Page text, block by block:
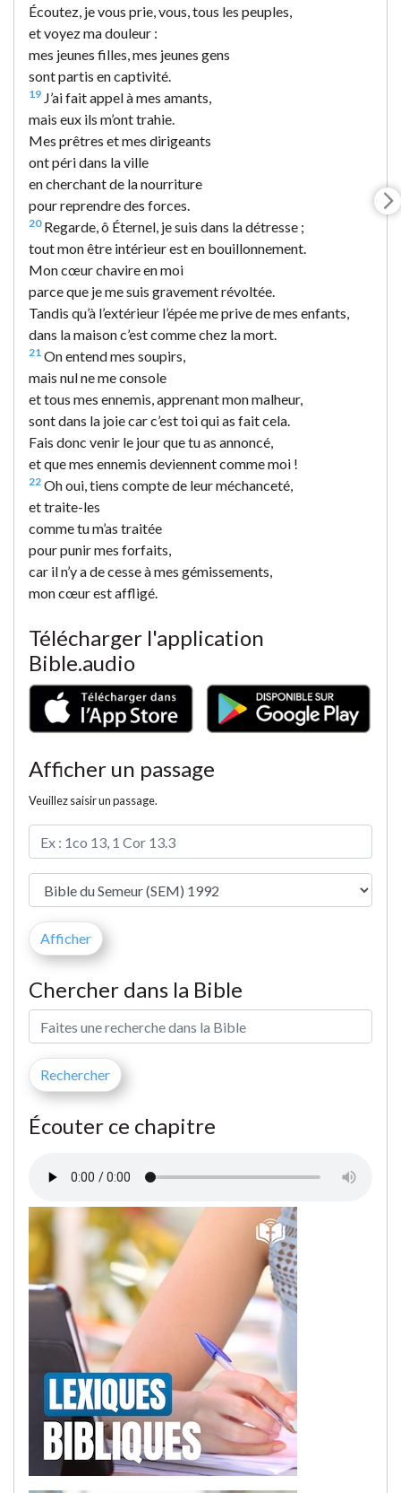
Écoutez, je vous prie, vous, tous les peuples,
et voyez ma douleur :
mes jeunes filles, mes jeunes gens
sont partis en captivité.
19 J’ai fait appel à mes amants,
mais eux ils m’ont trahie.
Mes prêtres et mes dirigeants
ont péri dans la ville
en cherchant de la nourriture
pour reprendre des forces.
20 Regarde, ô Éternel, je suis dans la détresse ;
tout mon être intérieur est en bouillonnement.
Mon cœur chavire en moi
parce que je me suis gravement révoltée.
Tandis qu’à l’extérieur l’épée me prive de mes enfants,
dans la maison c’est comme chez la mort.
21 On entend mes soupirs,
mais nul ne me console
et tous mes ennemis, apprenant mon malheur,
sont dans la joie car c’est toi qui as fait cela.
Fais donc venir le jour que tu as annoncé,
et que mes ennemis deviennent comme moi !
22 Oh oui, tiens compte de leur méchanceté,
et traite-les
comme tu m’as traitée
pour punir mes forfaits,
car il n’y a de cesse à mes gémissements,
mon cœur est affligé.
Télécharger l'application
Bible.audio
Afficher un passage
Veuillez saisir un passage.
Chercher dans la Bible
Écouter ce chapitre